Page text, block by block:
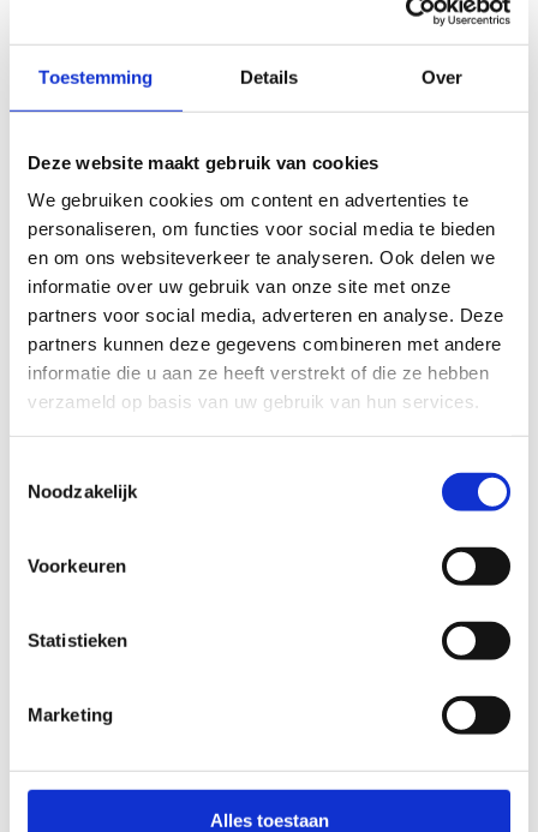
Toestemming Details Over
Deze website maakt gebruik van cookies
We gebruiken cookies om content en advertenties te
personaliseren, om functies voor social media te bieden
en om ons websiteverkeer te analyseren. Ook delen we
informatie over uw gebruik van onze site met onze
partners voor social media, adverteren en analyse. Deze
partners kunnen deze gegevens combineren met andere
informatie die u aan ze heeft verstrekt of die ze hebben
verzameld op basis van uw gebruik van hun services.
Noodzakelijk
Voorkeuren
Statistieken
Marketing
Alles toestaan
ALGEMENE BEOORDELING *
FYSIEKE INSPANNING
licht zwaar
TECHNISCHE MOEILIJKHEIDSGRAAD
makkelijk moeilijk
BEWEGWIJZERING
slecht
STAAT VAN PARCOURS(ONDERGROND, BEGROEIING, ONDERHOUD)
slecht goed